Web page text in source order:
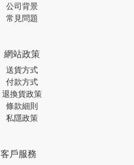
公司背景
常見問題
網站政策
送貨方式
付款方式
退換貨政策
條款細則
私隱政策
客戶服務